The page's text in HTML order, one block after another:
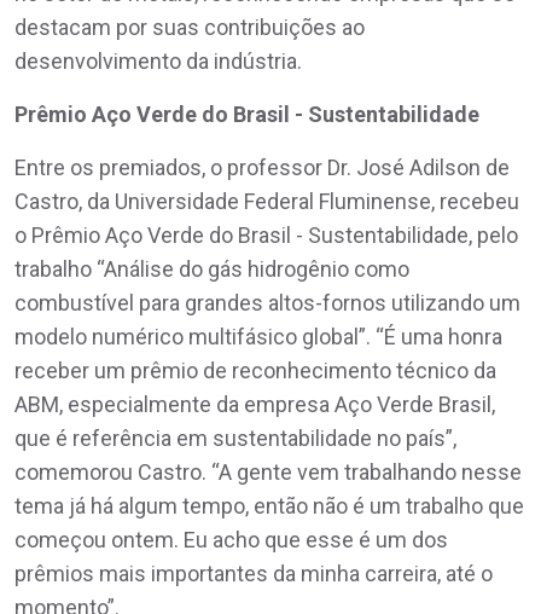
destacam por suas contribuições ao
desenvolvimento da indústria.
Prêmio Aço Verde do Brasil - Sustentabilidade
Entre os premiados, o professor Dr. José Adilson de
Castro, da Universidade Federal Fluminense, recebeu
o Prêmio Aço Verde do Brasil - Sustentabilidade, pelo
trabalho “Análise do gás hidrogênio como
combustível para grandes altos-fornos utilizando um
modelo numérico multifásico global”. “É uma honra
receber um prêmio de reconhecimento técnico da
ABM, especialmente da empresa Aço Verde Brasil,
que é referência em sustentabilidade no país”,
comemorou Castro. “A gente vem trabalhando nesse
tema já há algum tempo, então não é um trabalho que
começou ontem. Eu acho que esse é um dos
prêmios mais importantes da minha carreira, até o
momento”.